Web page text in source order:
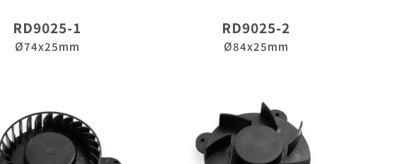
RD9025-1
Ø74x25mm
RD9025-2
Ø84x25mm